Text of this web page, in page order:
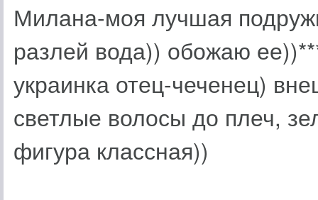
Милана-моя лучшая
разлей вода)) обожаю
украинка отец-чеченец)
светлые волосы до плеч,
фигура классная))